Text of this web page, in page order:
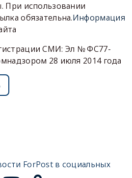
При использовании
обязательна.Информация
СМИ: Эл № ФС77-
28 июля 2014 года
ForPost в социальных